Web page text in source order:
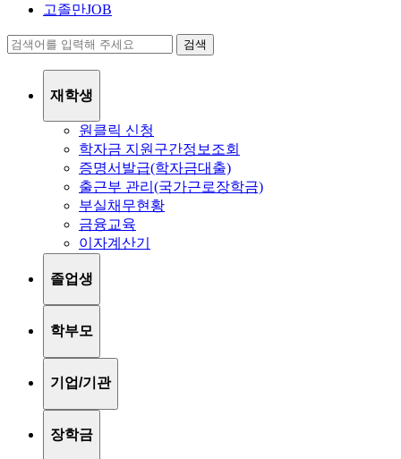
고졸만JOB
검색
재학생
원클릭 신청
학자금 지원구간정보조회
증명서발급(학자금대출)
출근부 관리(국가근로장학금)
부실채무현황
금융교육
이자계산기
졸업생
학부모
기업/기관
장학금